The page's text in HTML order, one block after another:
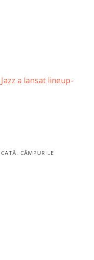
a lansat lineup-
CÂMPURILE